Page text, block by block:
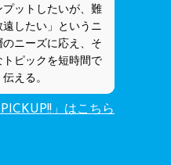
プットしたいが、難
遠したい」というニ
のニーズに応え、そ
ピックを短時間で
える。
」はこちら